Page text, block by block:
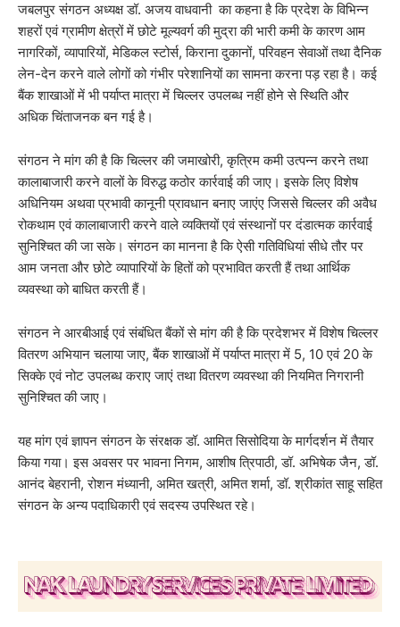
जबलपुर संगठन अध्यक्ष डॉ. अजय वाधवानी का कहना है कि प्रदेश के विभिन्न
शहरों एवं ग्रामीण क्षेत्रों में छोटे मूल्यवर्ग की मुद्रा की भारी कमी के कारण आम
नागरिकों, व्यापारियों, मेडिकल स्टोर्स, किराना दुकानों, परिवहन सेवाओं तथा दैनिक
लेन-देन करने वाले लोगों को गंभीर परेशानियों का सामना करना पड़ रहा है। कई
बैंक शाखाओं में भी पर्याप्त मात्रा में चिल्लर उपलब्ध नहीं होने से स्थिति और
अधिक चिंताजनक बन गई है।
संगठन ने मांग की है कि चिल्लर की जमाखोरी, कृत्रिम कमी उत्पन्न करने तथा
कालाबाजारी करने वालों के विरुद्ध कठोर कार्रवाई की जाए। इसके लिए विशेष
अधिनियम अथवा प्रभावी कानूनी प्रावधान बनाए जाएंए जिससे चिल्लर की अवैध
रोकथाम एवं कालाबाजारी करने वाले व्यक्तियों एवं संस्थानों पर दंडात्मक कार्रवाई
सुनिश्चित की जा सके। संगठन का मानना है कि ऐसी गतिविधियां सीधे तौर पर
आम जनता और छोटे व्यापारियों के हितों को प्रभावित करती हैं तथा आर्थिक
व्यवस्था को बाधित करती हैं।
संगठन ने आरबीआई एवं संबंधित बैंकों से मांग की है कि प्रदेशभर में विशेष चिल्लर
वितरण अभियान चलाया जाए, बैंक शाखाओं में पर्याप्त मात्रा में 5, 10 एवं 20 के
सिक्के एवं नोट उपलब्ध कराए जाएं तथा वितरण व्यवस्था की नियमित निगरानी
सुनिश्चित की जाए।
यह मांग एवं ज्ञापन संगठन के संरक्षक डॉ. आमित सिसोदिया के मार्गदर्शन में तैयार
किया गया। इस अवसर पर भावना निगम, आशीष त्रिपाठी, डॉ. अभिषेक जैन, डॉ.
आनंद बेहरानी, रोशन मंध्यानी, अमित खत्री, अमित शर्मा, डॉ. श्रीकांत साहू सहित
संगठन के अन्य पदाधिकारी एवं सदस्य उपस्थित रहे।